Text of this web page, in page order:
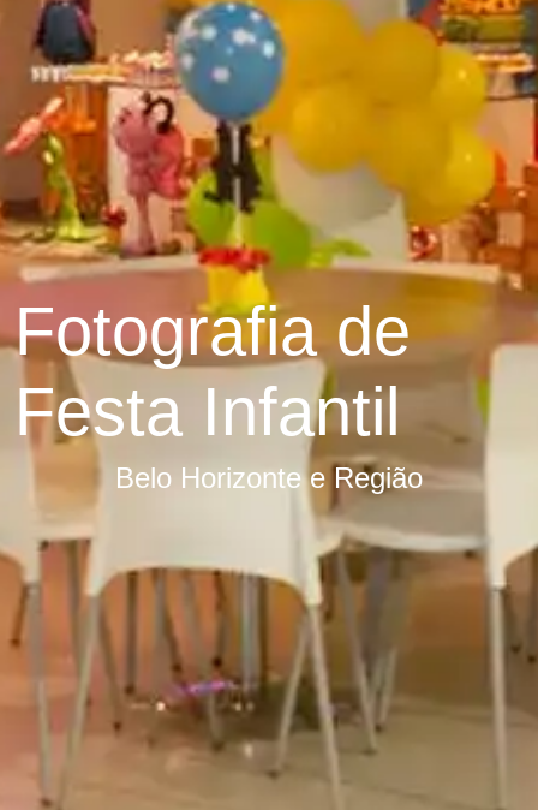
Fotografia de
Festa Infantil
Belo Horizonte e Região